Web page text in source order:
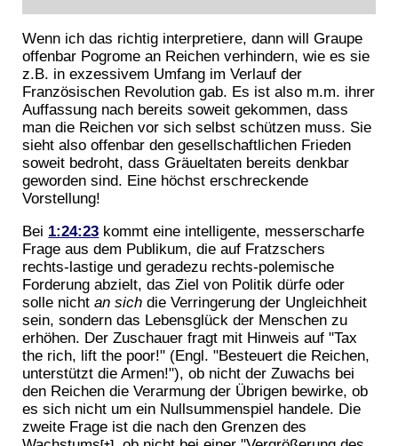
Wenn ich das richtig interpretiere, dann will Graupe
offenbar Pogrome an Reichen verhindern, wie es sie
z.B. in exzessivem Umfang im Verlauf der
Französischen Revolution gab. Es ist also m.m. ihrer
Auffassung nach bereits soweit gekommen, dass
man die Reichen vor sich selbst schützen muss. Sie
sieht also offenbar den gesellschaftlichen Frieden
soweit bedroht, dass Gräueltaten bereits denkbar
geworden sind. Eine höchst erschreckende
Vorstellung!
Bei 1:24:23 kommt eine intelligente, messerscharfe
Frage aus dem Publikum, die auf Fratzschers
rechts-lastige und geradezu rechts-polemische
Forderung abzielt, das Ziel von Politik dürfe oder
solle nichtan sich die Verringerung der Ungleichheit
sein, sondern das Lebensglück der Menschen zu
erhöhen. Der Zuschauer fragt mit Hinweis auf "Tax
the rich, lift the poor!" (Engl. "Besteuert die Reichen,
unterstützt die Armen!"), ob nicht der Zuwachs bei
den Reichen die Verarmung der Übrigen bewirke, ob
es sich nicht um ein Nullsummenspiel handele. Die
zweite Frage ist die nach den Grenzen des